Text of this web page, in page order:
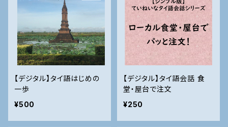
【デジタル】タイ語はじめの
一歩
¥500
【デジタル】タイ語会話 食
堂・屋台で注文
¥250